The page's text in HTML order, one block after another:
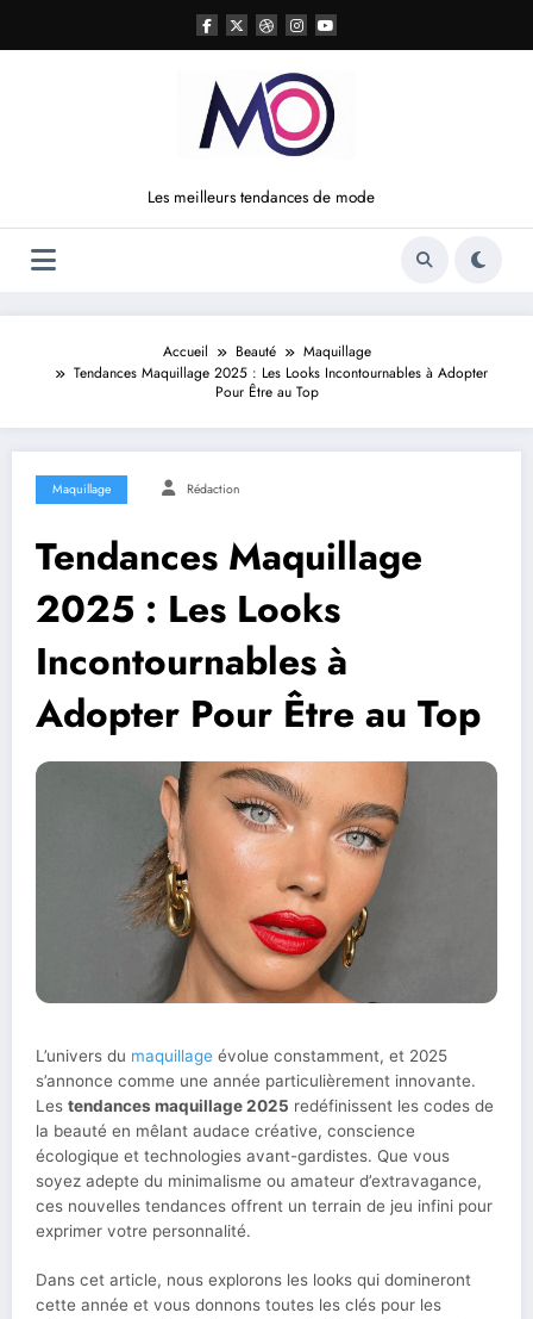
contenu
Les meilleurs tendances de mode
Accueil Beauté
Maquillage
Tendances Maquillage 2025 : Les Looks Incontournables à Adopter
Pour Être au Top
Maquillage Rédaction
Tendances Maquillage
2025 : Les Looks
Incontournables à
Adopter Pour Être au Top
L’univers du maquillage évolue constamment, et 2025
s’annonce comme une année particulièrement innovante.
Les tendances maquillage 2025 redéfinissent les codes de
la beauté en mêlant audace créative, conscience
écologique et technologies avant-gardistes. Que vous
soyez adepte du minimalisme ou amateur d’extravagance,
ces nouvelles tendances offrent un terrain de jeu infini pour
exprimer votre personnalité.
Dans cet article, nous explorons les looks qui domineront
cette année et vous donnons toutes les clés pour les